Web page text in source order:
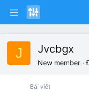
J Jvcbgx
New member ·
Bài viết